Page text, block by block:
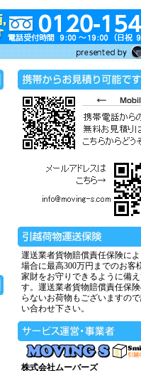
運送業者貨物賠償責任保険に
場合に最高300万円までのお客
家財をお守りできるように備
す。運送業者貨物賠償責任保
らないお荷物もございますの
い合わせ下さい。
株式会社ムーバーズ